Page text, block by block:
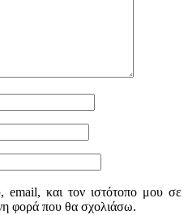
και τον ιστότοπο μου σε
φορά που θα σχολιάσω.